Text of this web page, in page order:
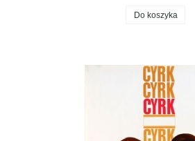
Do koszyka